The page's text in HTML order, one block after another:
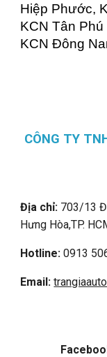
Hiệp Phước,
KCN Tân
KCN Đông
CÔNG TY
Địa chỉ: 703/13
Hưng Hòa,TP.
Hotline: 0913
Email: